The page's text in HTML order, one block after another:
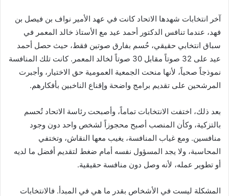
آخر انتخابات شهدها الاتحاد كانت في عهد الأمير نواف بن فيصل بن
فهد، عندما تنافس الدكتور أحمد عيد مع الأستاذ خالد المعمر في
سباق انتخابي حقيقي، حُسم بفارق صوتين فقط، حيث حصل أحمد
عيد على 32 صوتاً مقابل 30 صوتاً لخالد المعمر. كانت تلك المنافسة
نموذجاً صحياً، لأنها منحت الجمعية العمومية حق الاختيار، وأجبرت
المرشحين على تقديم برامج واضحة وإقناع الناخبين بأفكارهم.
بعد ذلك، اختفت الانتخابات تماماً، وأصبحت رئاسة الاتحاد تُحسم
بالتزكية، وكأن المنصب أصبح محجوزاً لشخص واحد دون وجود
منافسين. ومع غياب المنافسة، يغيب معها النقاش، وتختفي
المحاسبة، ولا يجد المسؤول نفسه أمام ضغط لتقديم أفضل ما لديه
أو تطوير عمله، لأنه وصل دون منافسة حقيقية.
المشكلة ليست في الأشخاص بقدر ما هي في المبدأ. فالانتخابات